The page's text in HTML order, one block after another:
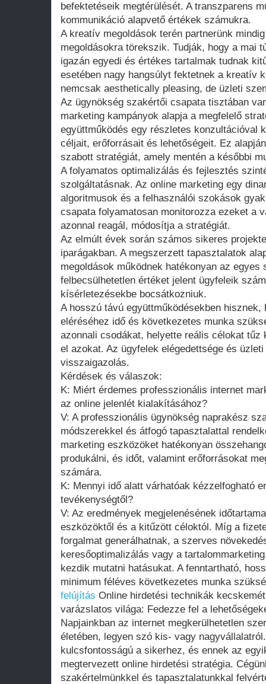
befektetéseik megtérülését. A transzparens
kommunikáció alapvető értékek számukra.
A kreatív megoldások terén partnerünk
megoldásokra törekszik. Tudják, hogy a mai
igazán egyedi és értékes tartalmak tudnak
esetében nagy hangsúlyt fektetnek a kreatív
nemcsak aesthetically pleasing, de üzleti
Az ügynökség szakértői csapata tisztában
marketing kampányok alapja a megfelelő
együttműködés egy részletes konzultációval
céljait, erőforrásait és lehetőségeit. Ez
szabott stratégiát, amely mentén a későbbi
A folyamatos optimalizálás és fejlesztés
szolgáltatásnak. Az online marketing egy
algoritmusok és a felhasználói szokások
csapata folyamatosan monitorozza ezeket a
azonnal reagál, módosítja a stratégiát.
Az elmúlt évek során számos sikeres
iparágakban. A megszerzett tapasztalatok
megoldások működnek hatékonyan az egyes
felbecsülhetetlen értéket jelent ügyfeleik
kísérletezésekbe bocsátkozniuk.
A hosszú távú együttműködésekben
eléréséhez idő és következetes munka
azonnali csodákat, helyette reális célokat
el azokat. Az ügyfelek elégedettsége és
visszaigazolás.
Kérdések és válaszok:
K: Miért érdemes professzionális internet
az online jelenlét kialakításához?
V: A professzionális ügynökség naprakész
módszerekkel és átfogó tapasztalattal
marketing eszközöket hatékonyan
produkálni, és időt, valamint erőforrásokat
számára.
K: Mennyi idő alatt várhatóak kézzelfogható
tevékenységtől?
V: Az eredmények megjelenésének
eszközöktől és a kitűzött céloktól. Míg a
forgalmat generálhatnak, a szerves
keresőoptimalizálás vagy a
kezdik mutatni hatásukat. A fenntartható,
minimum féléves következetes munka
felújítás Online hirdetési technikák
varázslatos világa: Fedezze fel a
Napjainkban az internet megkerülhetetlen
életében, legyen szó kis- vagy
kulcsfontosságú a sikerhez, és ennek az
megtervezett online hirdetési stratégia.
szakértelmünkkel és tapasztalatunkkal